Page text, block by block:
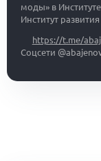
моды» в
Институт
https://t.me/
Соцсети